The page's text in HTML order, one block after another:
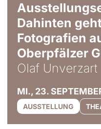
Dahinten
Fotografien
Oberpfälzer
Olaf Unverzart
MI., 23.
AUSSTELLUNG